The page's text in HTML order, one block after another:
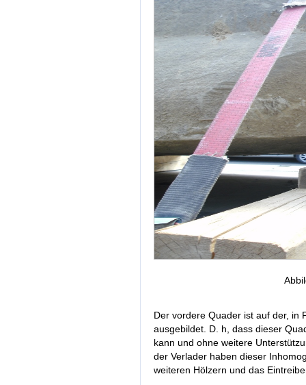
Der vordere Quader ist auf der, in
ausgebildet. D. h, dass dieser
kann und ohne weitere
der Verlader haben dieser
weiteren Hölzern und das